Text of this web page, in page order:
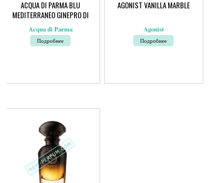
ACQUA DI PARMA BLU
MEDITERRANEO GINEPRO DI
SARDEGNA
Acqua di Parma
Подробнее
AGONIST VANILLA MARBLE
Agonist
Подробнее